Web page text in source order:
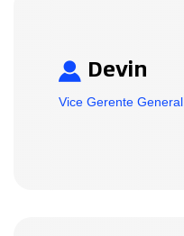
Devin
Vice Gerente General